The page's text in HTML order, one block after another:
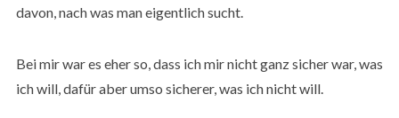
davon, nach was man eigentlich sucht.
Bei mir war es eher so, dass ich mir nicht ganz sicher war, was
ich will, dafür aber umso sicherer, was ich nicht will.